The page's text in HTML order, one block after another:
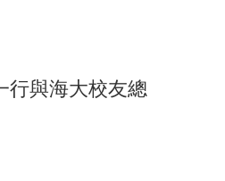
行與海大校友總